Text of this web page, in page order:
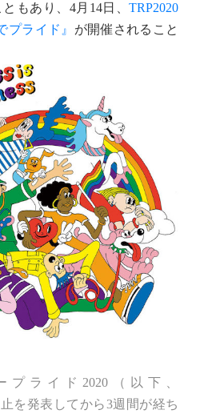
もあり、4月14日、 TRP2020
プライド』 が開催されること
プライド2020（以下、
止を発表してから3週間が経ち